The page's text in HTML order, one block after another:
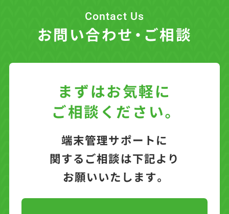
Contact Us
お問い合わせ・ご相談
まずはお気軽に
ご相談ください。
端末管理サポートに
関するご相談は下記より
お願いいたします。